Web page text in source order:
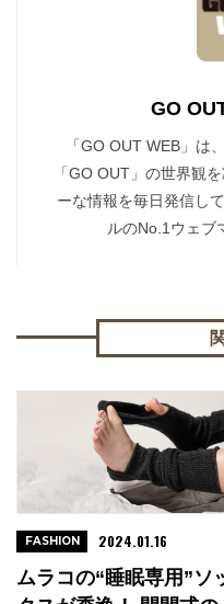
GO
「GO OUT WEB」は
「GO OUT」の世界観
ーな情報を毎日発信し
ルのNo.1ウェブ
ムラコの“睡眠専用”ソ
FASHION 2024.01.16